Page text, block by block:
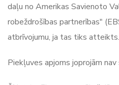
daļu no Amerikas Savienoto
robeždrošības partnerības"
atbrīvojumu, ja tas tiks atteikts.
Piekļuves apjoms joprojām nav